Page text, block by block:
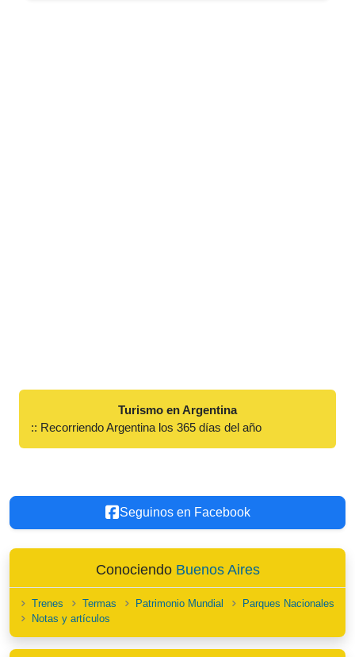
Turismo en Argentina
:: Recorriendo Argentina los 365 días del año
Seguinos en Facebook
Conociendo Buenos Aires
Trenes Termas Patrimonio Mundial
Parques Nacionales
Notas y artículos